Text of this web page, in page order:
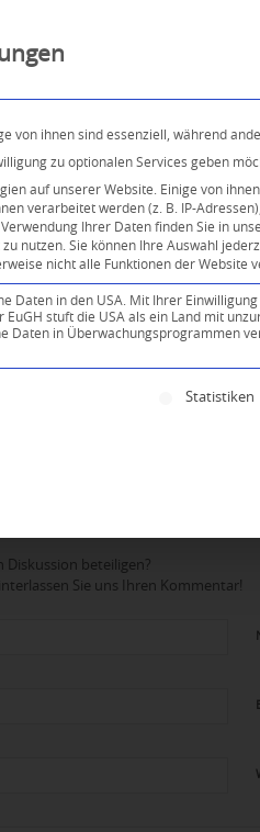
Diskussion beteiligen?
Sie uns Ihren Kommentar!
von ihnen sind essenziell, während
zu optionalen Services geben
auf unserer Website. Einige von
verarbeitet werden (z. B. IP-
Ihrer Daten finden Sie in
nutzen. Sie können Ihre Auswahl
nicht alle Funktionen der Website
Daten in den USA. Mit Ihrer
EuGH stuft die USA als ein Land mit
Daten in Überwachungsprogrammen
Gruppen, für die eineStatistiken